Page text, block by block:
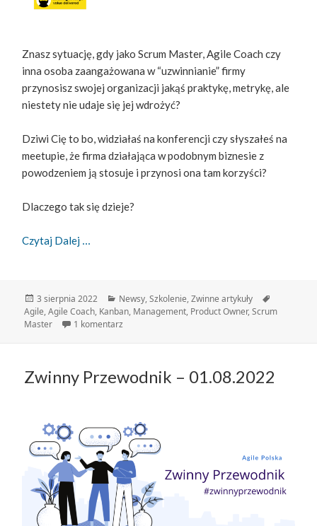
Znasz sytuację, gdy jako Scrum Master, Agile Coach czy
inna osoba zaangażowana w “uzwinnianie” firmy
przynosisz swojej organizacji jakąś praktykę, metrykę, ale
niestety nie udaje się jej wdrożyć?
Dziwi Cię to bo, widziałaś na konferencji czy słyszałeś na
meetupie, że firma działająca w podobnym biznesie z
powodzeniem ją stosuje i przynosi ona tam korzyści?
Dlaczego tak się dzieje?
Czytaj Dalej
Data
publikacji
3 sierpnia 2022 Kategorie
Newsy,Szkolenie,Zwinne artykuły
Agile,Agile Coach, Kanban, Management, Product Owner,Scrum
Master
1 komentarz
Zwinny Przewodnik – 01.08.2022